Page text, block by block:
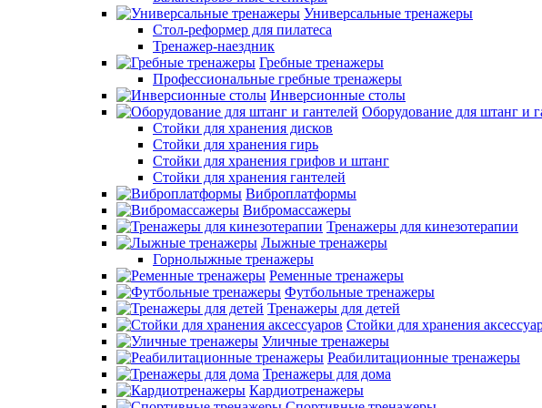
Универсальные тренажеры
Стол-реформер для пилатеса
Тренажер-наездник
Гребные тренажеры
Профессиональные гребные тренажеры
Инверсионные столы
Оборудование для штанг и
Стойки для хранения дисков
Стойки для хранения гирь
Стойки для хранения грифов и штанг
Стойки для хранения гантелей
Виброплатформы
Вибромассажеры
Тренажеры для кинезотерапии
Лыжные тренажеры
Горнолыжные тренажеры
Ременные тренажеры
Футбольные тренажеры
Тренажеры для детей
Стойки для хранения
Уличные тренажеры
Реабилитационные тренажеры
Тренажеры для дома
Кардиотренажеры